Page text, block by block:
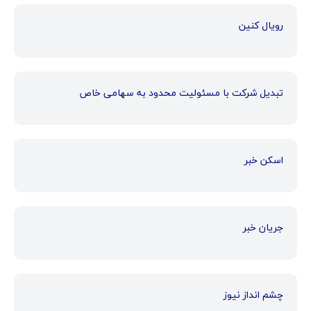
رویال کنین
تبدیل شرکت با مسئولیت محدود به سهامی خاص
اسکن خبر
جریان خبر
چشم انداز نیوز